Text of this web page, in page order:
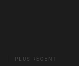
PLUS RÉCENT